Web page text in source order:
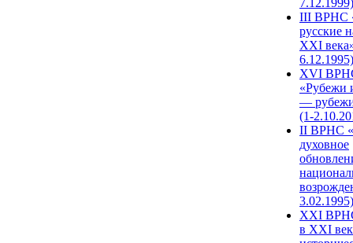
7.12.1999)
III ВРНС
русские
XXI
6.12.1995)
XVI
«Рубежи
—
(1-
II ВРНС
духовное
3.02.1995)
XХI
в XXI